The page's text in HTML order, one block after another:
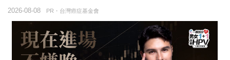
PR・台灣癌症基金會
2026-08-08